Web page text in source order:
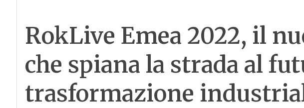
RokLive Emea 2022, il
che spiana la strada al
trasformazione